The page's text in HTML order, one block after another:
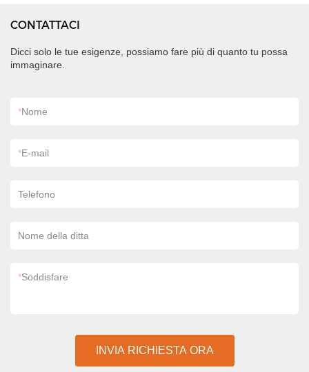
CONTATTACI
Dicci solo le tue esigenze, possiamo fare più di quanto tu possa
immaginare.
*Nome
*E-mail
Telefono
Nome della ditta
*Soddisfare
INVIA RICHIESTA ORA